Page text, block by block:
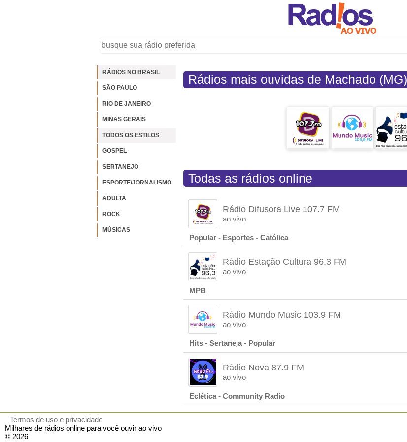
RÁDIOS NO BRASIL
SÃO PAULO
RIO DE JANEIRO
MINAS GERAIS
TODOS OS ESTILOS
GOSPEL
SERTANEJO
ESPORTE/JORNALISMO
ADULTA
ROCK
MÚSICAS
Rádios mais ouvidas de Machado (MG)
Todas as rádios online
Rádio Difusora Live 107.7 FM
ao vivo
Popular - Esportes - Católica
Rádio Estação Cultura 96.3 FM
ao vivo
MPB
Rádio Mundo Music 103.9 FM
ao vivo
Hits - Sertaneja - Popular
Rádio Nova 87.9 FM
ao vivo
Eclética - Community Radio
Termos de uso e privacidade
Milhares de rádios online para você ouvir ao vivo
© 2026